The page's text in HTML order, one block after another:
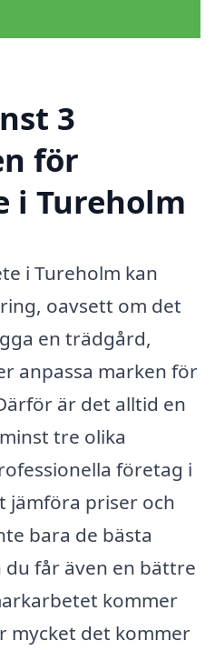
3
för
i Tureholm
i Tureholm kan
oavsett om det
en trädgård,
anpassa marken för
är det alltid en
tre olika
företag i
jämföra priser och
bara de bästa
får även en bättre
kommer
mycket det kommer